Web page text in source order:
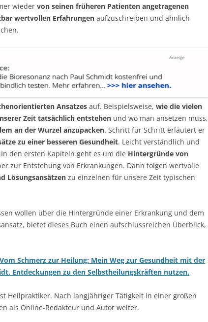
wieder von seinen früheren Patienten angetragenen
wertvollen Erfahrungen aufzuschreiben und ähnlich
Ansatzes auf. Beispielsweise, wie die vielen
Zeit tatsächlich entstehen und wo man ansetzen muss,
an der Wurzel anzupacken. Schritt für Schritt erläutert er
zu einer besseren Gesundheit. Leicht verständlich und
den ersten Kapiteln geht es um die Hintergründe von
zur Entstehung von Erkrankungen. Dann folgen wertvolle
Lösungsansätzen zu einzelnen für unsere Zeit typischen
wollen über die Hintergründe einer Erkrankung und dem
bietet dieses Buch einen aufschlussreichen Überblick,
Vom Schmerz zur Heilung: Mein Weg zur Gesundheit mit der
Entdeckungen zu den Selbstheilungskräften nutzen.
Heilpraktiker. Nach langjähriger Tätigkeit in einer großen
als Online-Redakteur und Autor weiter.